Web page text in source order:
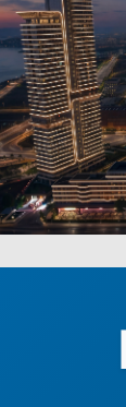
eylem yasağı
katılmama